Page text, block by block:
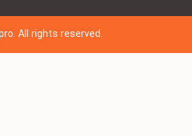
All rights reserved.